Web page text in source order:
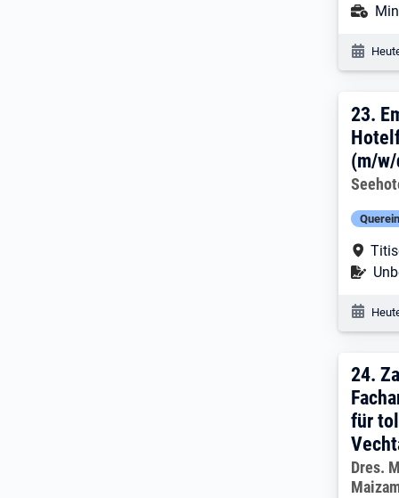
23.
23.
(m/
24.
24.
für
Dres.